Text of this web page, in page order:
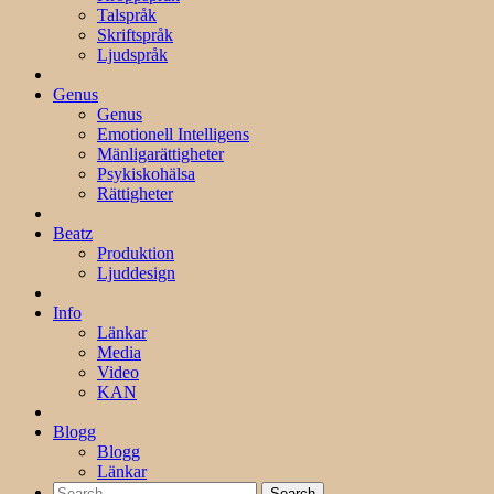
Talspråk
Skriftspråk
Ljudspråk
Genus
Genus
Emotionell Intelligens
Mänligarättigheter
Psykiskohälsa
Rättigheter
Beatz
Produktion
Ljuddesign
Info
Länkar
Media
Video
KAN
Blogg
Blogg
Länkar